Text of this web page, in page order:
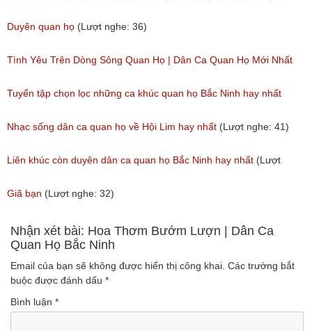
thích nhất hiện nay
(Lượt nghe: 173)
Duyên quan họ (Lượt nghe: 36)
Tình Yêu Trên Dòng Sông Quan Họ | Dân Ca Quan Họ Mới Nhất
2018
(Lượt nghe: 31)
Tuyển tập chọn lọc những ca khúc quan họ Bắc Ninh hay nhất
(Lượt nghe: 214)
Nhạc sống dân ca quan họ về Hội Lim hay nhất (Lượt nghe: 41)
Liên khúc còn duyên dân ca quan họ Bắc Ninh hay nhất (Lượt
nghe: 108)
Giã bạn (Lượt nghe: 32)
Nhận xét bài: Hoa Thơm Bướm Lượn | Dân Ca
Quan Họ Bắc Ninh
Email của bạn sẽ không được hiển thị công khai. Các trường bắt
buộc được đánh dấu *
Bình luận *